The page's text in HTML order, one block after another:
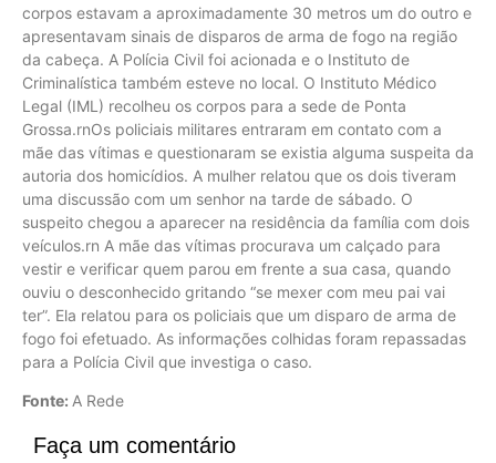
corpos estavam a aproximadamente 30 metros um do outro e
apresentavam sinais de disparos de arma de fogo na região
da cabeça. A Polícia Civil foi acionada e o Instituto de
Criminalística também esteve no local. O Instituto Médico
Legal (IML) recolheu os corpos para a sede de Ponta
Grossa.rnOs policiais militares entraram em contato com a
mãe das vítimas e questionaram se existia alguma suspeita da
autoria dos homicídios. A mulher relatou que os dois tiveram
uma discussão com um senhor na tarde de sábado. O
suspeito chegou a aparecer na residência da família com dois
veículos.rn A mãe das vítimas procurava um calçado para
vestir e verificar quem parou em frente a sua casa, quando
ouviu o desconhecido gritando “se mexer com meu pai vai
ter”. Ela relatou para os policiais que um disparo de arma de
fogo foi efetuado. As informações colhidas foram repassadas
para a Polícia Civil que investiga o caso.
Fonte: A Rede
Faça um comentário